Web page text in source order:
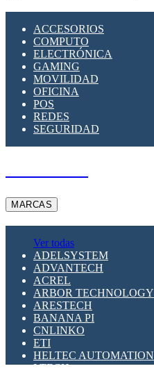
ACCESORIOS
COMPUTO
ELECTRÓNICA
GAMING
MOVILIDAD
OFICINA
POS
REDES
SEGURIDAD
MARCAS
Ver todas
ADELSYSTEM
ADVANTECH
ACREL
ARBOR TECHNOLOGY
ARESTECH
BANANA PI
CNLINKO
ETI
HELTEC AUTOMATION
LTECH